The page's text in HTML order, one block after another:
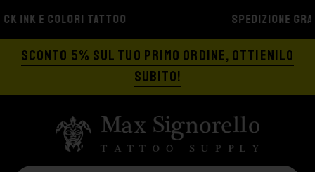
SPEDIZIONE GRATIS A PARTIRE DA €129
SCONTO 5% SUL TUO PRIMO ORDINE, OTTIENILO
SUBITO!